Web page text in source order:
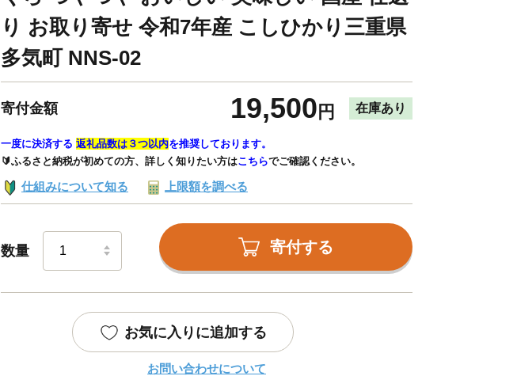
り お取り寄せ 令和7年産 こしひかり三重県
多気町 NNS-02
寄付金額 19,500 円 在庫あり
一度に決済する 返礼品数は３つ以内を推奨しております。
🔰ふるさと納税が初めての方、詳しく知りたい方はこちらでご確認ください。
仕組みについて知る 上限額を調べる
数量 寄付する
お気に入りに追加する
お問い合わせについて